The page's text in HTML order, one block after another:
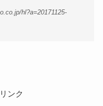
hl?a=20171125-
ンク